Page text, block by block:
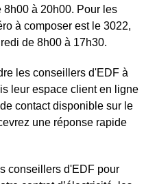
à 20h00. Pour les
à composer est le 3022,
de 8h00 à 17h30.
les conseillers d'EDF à
leur espace client en ligne
contact disponible sur le
une réponse rapide
conseillers d'EDF pour